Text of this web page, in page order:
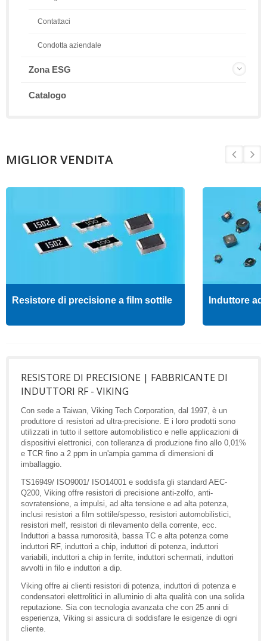
Contattaci
Condotta aziendale
Zona ESG
Catalogo
MIGLIOR VENDITA
Resistore di precisione a film sottile Induttore
RESISTORE DI PRECISIONE | FABBRICANTE DI
INDUTTORI RF - VIKING
Con sede a Taiwan, Viking Tech Corporation, dal 1997, è un
produttore di resistori ad ultra-precisione. E i loro prodotti sono
utilizzati in tutto il settore automobilistico e nelle applicazioni di
dispositivi elettronici, con tolleranza di produzione fino allo 0,01%
e TCR fino a 2 ppm in un'ampia gamma di dimensioni di
imballaggio.
TS16949/ ISO9001/ ISO14001 e soddisfa gli standard AEC-
Q200, Viking offre resistori di precisione anti-zolfo, anti-
sovratensione, a impulsi, ad alta tensione e ad alta potenza,
inclusi resistori a film sottile/spesso, resistori automobilistici,
resistori melf, resistori di rilevamento della corrente, ecc.
Induttori a bassa rumorosità, bassa TC e alta potenza come
induttori RF, induttori a chip, induttori di potenza, induttori
variabili, induttori a chip in ferrite, induttori schermati, induttori
avvolti in filo e induttori a dip.
Viking offre ai clienti resistori di potenza, induttori di potenza e
condensatori elettrolitici in alluminio di alta qualità con una solida
reputazione. Sia con tecnologia avanzata che con 25 anni di
esperienza, Viking si assicura di soddisfare le esigenze di ogni
cliente.